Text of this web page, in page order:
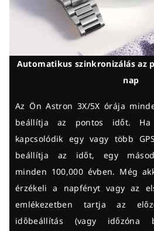
Automatikus szinkronizálás az
nap
Az Ön Astron 3X/5X órája
beállítja az pontos időt.
kapcsolódik egy vagy több
beállítja az időt, egy
minden 100,000 évben. Még
érzékeli a napfényt vagy az
emlékezetben tartja az
időbeállítás (vagy időzóna